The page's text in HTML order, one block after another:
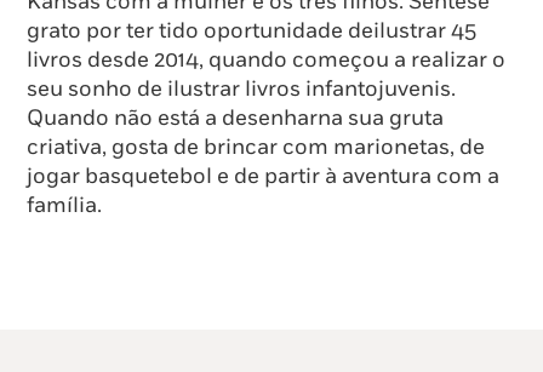
grato por ter tido oportunidade deilustrar 45
livros desde 2014, quando começou a realizar o
seu sonho de ilustrar livros infantojuvenis.
Quando não está a desenharna sua gruta
criativa, gosta de brincar com marionetas, de
jogar basquetebol e de partir à aventura com a
família.